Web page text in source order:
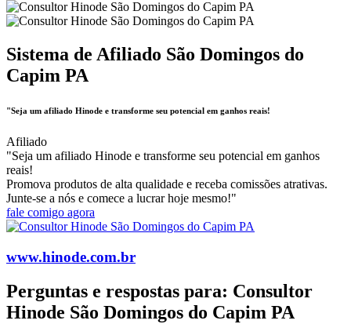
Sistema de Afiliado São Domingos do
Capim PA
"Seja um afiliado Hinode e transforme seu potencial em ganhos reais!
Afiliado
"Seja um afiliado Hinode e transforme seu potencial em ganhos
reais!
Promova produtos de alta qualidade e receba comissões atrativas.
Junte-se a nós e comece a lucrar hoje mesmo!"
fale comigo agora
www.hinode.com.br
Perguntas e respostas para: Consultor
Hinode São Domingos do Capim PA